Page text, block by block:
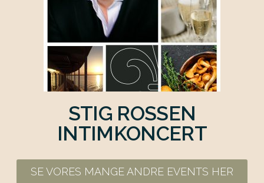
STIG ROSSEN
INTIMKONCERT
SE VORES MANGE ANDRE EVENTS HER